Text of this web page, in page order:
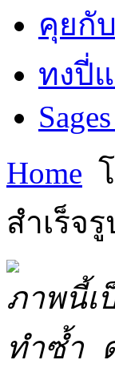
คุยกั
ทงปี่
Home
สำเร็จ
ภาพนี้เ
ทำซ้ำ